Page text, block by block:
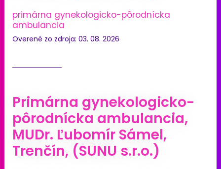
primárna gynekologicko-pôrodnícka
ambulancia
Overené zo zdroja: 03. 08. 2026
Primárna gynekologicko-
pôrodnícka ambulancia,
MUDr. Ľubomír Sámel,
Trenčín, (SUNU s.r.o.)